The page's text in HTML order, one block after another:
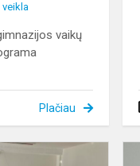
veikla
vaikų
Plačiau